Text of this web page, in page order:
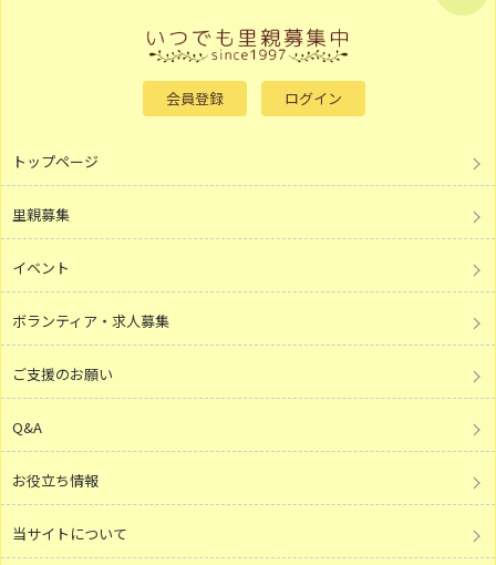
会員登録 ログイン
トップページ
里親募集
イベント
ボランティア・求人募集
ご支援のお願い
Q&A
お役立ち情報
当サイトについて